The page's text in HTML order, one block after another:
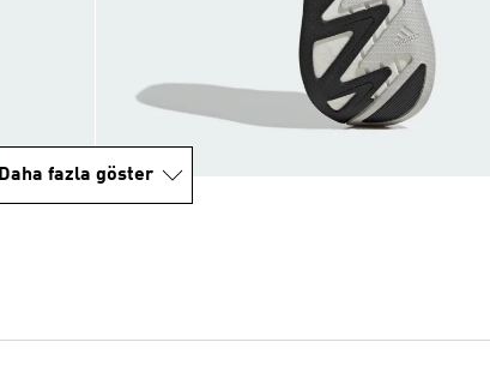
Daha fazla göster